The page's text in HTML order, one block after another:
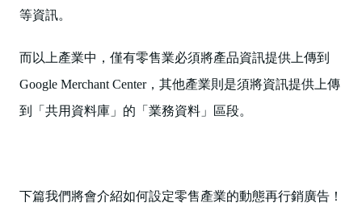
等資訊。
而以上產業中，僅有零售業必須將產品資訊提供上傳到
Google Merchant Center，其他產業則是須將資訊提供上傳
到「共用資料庫」的「業務資料」區段。
下篇我們將會介紹如何設定零售產業的動態再行銷廣告！